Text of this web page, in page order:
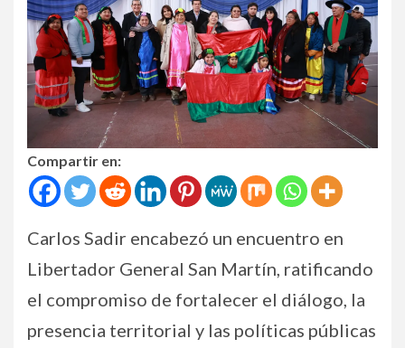
Compartir en:
Carlos Sadir encabezó un encuentro en
Libertador General San Martín, ratificando
el compromiso de fortalecer el diálogo, la
presencia territorial y las políticas públicas